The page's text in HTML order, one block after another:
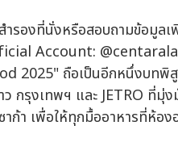
ำรองที่นั่งหรือสอบถามข้อมู
Account:
2025" ถือเป็นอีกหนึ่งบทพิสู
ว กรุงเทพฯ และ JETRO ที่
ก้า เพื่อให้ทุกมื้ออาหารที่ห้อง